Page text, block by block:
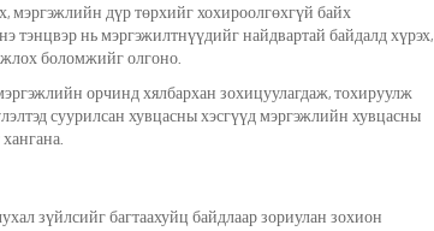
дүр төрхийг хохироолгөхгүй байх
тэнцвэр нь мэргэжилтнүүдийг найдвартай байдалд хүрэх,
боломжийг олгоно.
орчинд хялбархан зохицуулагдаж, тохируулж
суурилсан хувцасны хэсгүүд мэргэжлийн хувцасны
зүйлсийг багтаахуйц байдлаар зориулан зохион